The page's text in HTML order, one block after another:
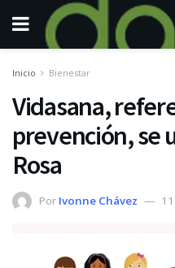
Inicio Bienestar
Vidasana,
prevención, se
Rosa
Por Ivonne Chávez